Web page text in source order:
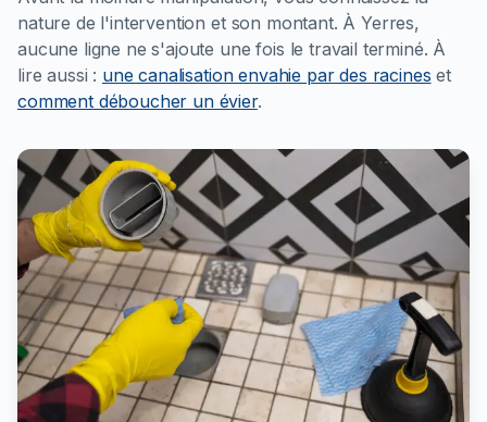
nature de l'intervention et son montant. À Yerres,
aucune ligne ne s'ajoute une fois le travail terminé. À
lire aussi : une canalisation envahie par des racines et
comment déboucher un évier.